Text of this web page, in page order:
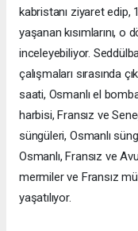
kabristanı ziyaret edip,
yaşanan kısımlarını,
inceleyebiliyor.
çalışmaları sırasında
saati, Osmanlı el
harbisi, Fransız ve
süngüleri, Osmanlı
Osmanlı, Fransız ve
mermiler ve Fransız
yaşatılıyor.